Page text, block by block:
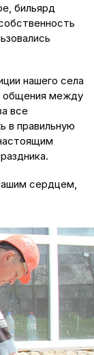
бильярд
нашего села
общения между
все
в правильную
сердцем,